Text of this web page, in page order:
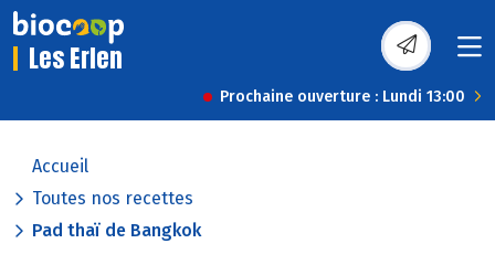
Les Erlen
Prochaine ouverture : Lundi 13:00
Accueil
Toutes nos recettes
Pad thaï de Bangkok